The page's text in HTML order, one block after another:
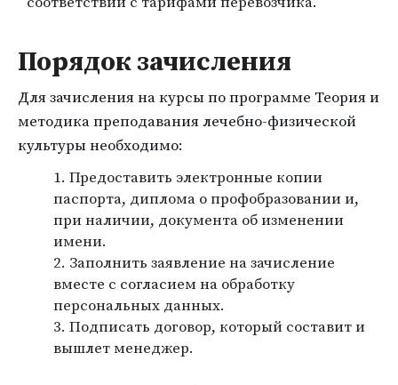
Порядок зачисления
Для зачисления на курсы по программе Теория и
методика преподавания лечебно-физической
культуры необходимо:
Предоставить электронные копии
паспорта, диплома о профобразовании и,
при наличии, документа об изменении
имени.
Заполнить заявление на зачисление
вместе с согласием на обработку
персональных данных.
Подписать договор, который составит и
вышлет менеджер.